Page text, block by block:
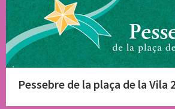
Pessebre de la plaça de la Vila